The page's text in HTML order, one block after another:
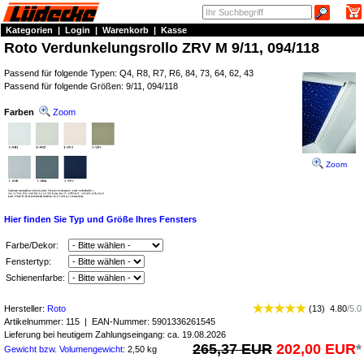
Kategorien | Login | Warenkorb | Kasse
Roto Verdunkelungsrollo ZRV M 9/11, 094/118
Zoom
Passend für folgende Typen: Q4, R8, R7, R6, 84, 73, 64, 62, 43
Passend für folgende Größen: 9/11, 094/118
Farben Zoom
Hier finden Sie Typ und Größe Ihres Fensters
Farbe/Dekor:
Fenstertyp:
Schienenfarbe:
Hersteller: Roto (13) 4.80/5.0
Artikelnummer: 115 | EAN-Nummer: 5901336261545
Lieferung bei heutigem Zahlungseingang: ca. 19.08.2026
Gewicht bzw. Volumengewicht: 2,50 kg 265,37 EUR 202,00 EUR*